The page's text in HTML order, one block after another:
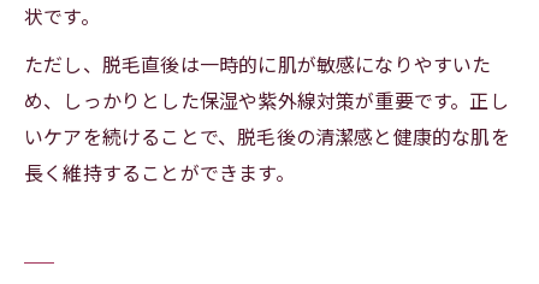
状です。
ただし、脱毛直後は一時的に肌が敏感になりやすいた
め、しっかりとした保湿や紫外線対策が重要です。正し
いケアを続けることで、脱毛後の清潔感と健康的な肌を
長く維持することができます。